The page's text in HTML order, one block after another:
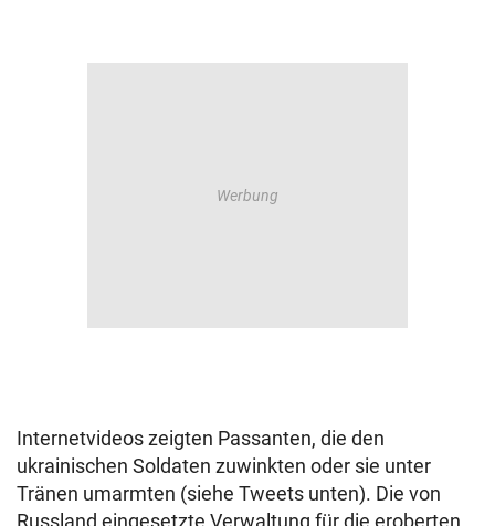
Internetvideos zeigten Passanten, die den
ukrainischen Soldaten zuwinkten oder sie unter
Tränen umarmten (siehe Tweets unten). Die von